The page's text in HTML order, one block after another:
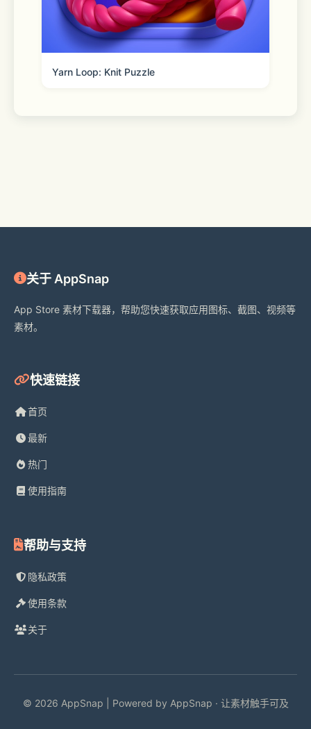
Yarn Loop: Knit Puzzle
关于 AppSnap
App Store 素材下载器，帮助您快速获取应用图标、截图、视频等
素材。
快速链接
首页
最新
热门
使用指南
帮助与支持
隐私政策
使用条款
关于
© 2026 AppSnap | Powered by AppSnap · 让素材触手可及